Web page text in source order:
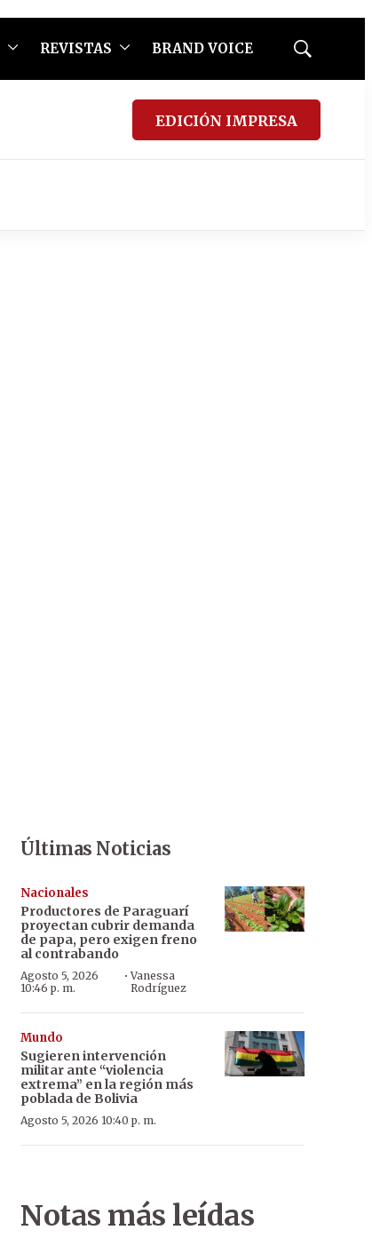
REVISTAS BRAND VOICE
Mostrar
EDICIÓN IMPRESA
Últimas Noticias
Nacionales
Productores de Paraguarí
proyectan cubrir demanda
de papa, pero exigen freno
al contrabando
Agosto 5, 2026
10:46 p. m.
·Vanessa
Rodríguez
Mundo
Sugieren intervención
militar ante “violencia
extrema” en la región más
poblada de Bolivia
Agosto 5, 2026 10:40 p. m.
Notas más leídas